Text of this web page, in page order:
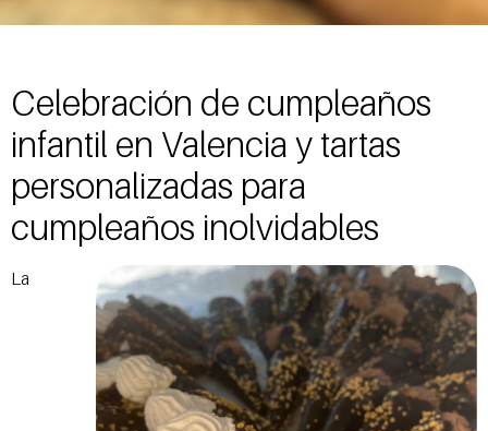
Celebración de cumpleaños
infantil en Valencia y tartas
personalizadas para
cumpleaños inolvidables
La